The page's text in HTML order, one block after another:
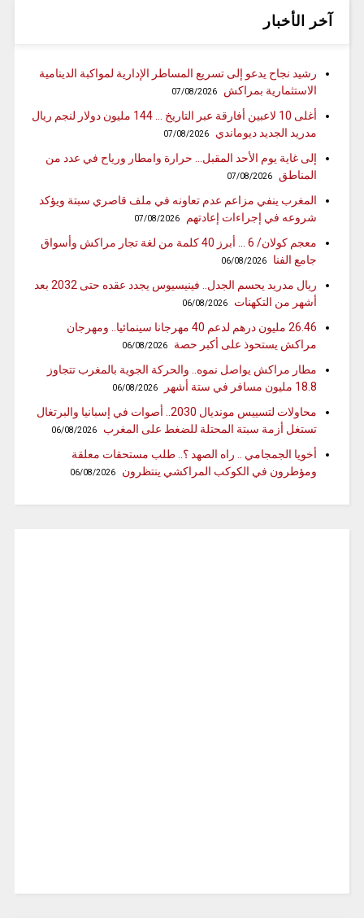
آخر الأخبار
رشيد نجاح يدعو إلى تسريع المساطر الإدارية لمواكبة الدينامية
الاستثمارية بمراكش
07/08/2026
أغلى 10 لاعبين أفارقة عبر التاريخ … 144 مليون دولار لنجم ريال
مدريد الجديد ديوماندي
07/08/2026
إلى غاية يوم الأحد المقبل… حرارة وامطار ورياح في عدد من
المناطق
07/08/2026
المغرب ينفي مزاعم عدم تعاونه في ملف قاصري سبتة ويؤكد
شروعه في إجراءات إعادتهم
07/08/2026
معجم كولان/ 6 … أبرز 40 كلمة من لغة تجار مراكش وأسواق
جامع الفنا
06/08/2026
ريال مدريد يحسم الجدل.. فينيسيوس يجدد عقده حتى 2032 بعد
أشهر من التكهنات
06/08/2026
26.46 مليون درهم لدعم 40 مهرجانا سينمائيا.. ومهرجان
مراكش يستحوذ على أكبر حصة
06/08/2026
مطار مراكش يواصل نموه.. والحركة الجوية بالمغرب تتجاوز
18.8 مليون مسافر في ستة أشهر
06/08/2026
محاولات لتسييس مونديال 2030.. أصوات في إسبانيا والبرتغال
تستغل أزمة سبتة المحتلة للضغط على المغرب
06/08/2026
أخويا الجمجامي .. راه الصهد ؟.. طلب مستحقات معلقة
ومؤطرون في الكوكب المراكشي ينتظرون
06/08/2026